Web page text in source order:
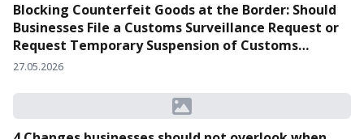
Blocking Counterfeit Goods at the Border: Should
Businesses File a Customs Surveillance Request or
Request Temporary Suspension of Customs
Clearance?
27.05.2026